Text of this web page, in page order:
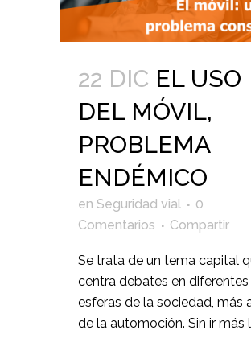
22 DIC EL USO
DEL MÓVIL,
PROBLEMA
ENDÉMICO
en Seguridad vial
0
Comentarios
Compartir
Se trata de un tema capital
centra debates en diferentes
esferas de la sociedad, más
de la automoción. Sin ir más